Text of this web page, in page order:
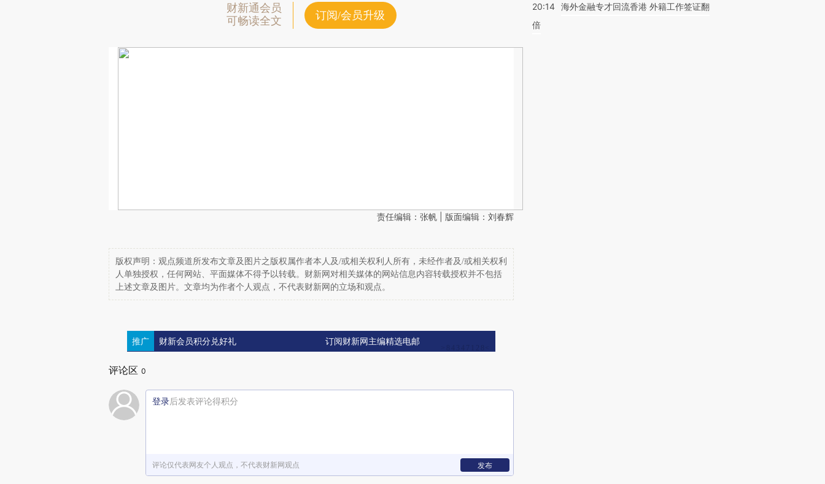
财新通会员
可畅读全文
订阅/会员升级
责任编辑：张帆 | 版面编辑：刘春辉
版权声明：观点频道所发布文章及图片之版权属作者本人及/或相关权利人所有，未经作者及/或相关权利
人单独授权，任何网站、平面媒体不得予以转载。财新网对相关媒体的网站信息内容转载授权并不包括
上述文章及图片。文章均为作者个人观点，不代表财新网的立场和观点。
推广 财新会员积分兑好礼 订阅财新网主编精选电邮
评论区 0
登录后发表评论得积分
评论仅代表网友个人观点，不代表财新网观点 发布
20:14 海外金融专才回流香港 外籍工作签证翻
倍